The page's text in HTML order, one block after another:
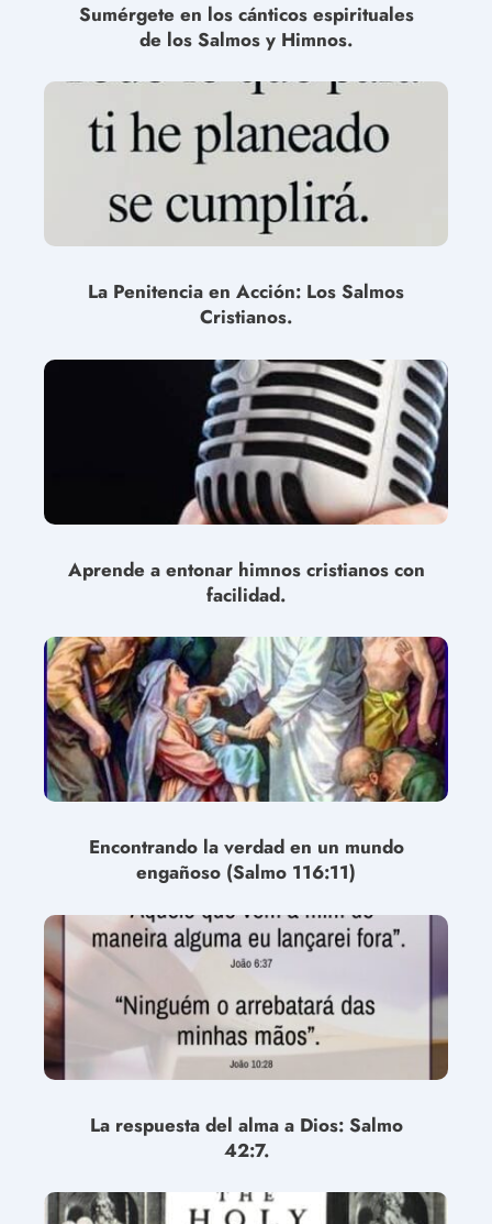
Sumérgete en los cánticos espirituales
de los Salmos y Himnos.
La Penitencia en Acción: Los Salmos
Cristianos.
Aprende a entonar himnos cristianos con
facilidad.
Encontrando la verdad en un mundo
engañoso (Salmo 116:11)
La respuesta del alma a Dios: Salmo
42:7.